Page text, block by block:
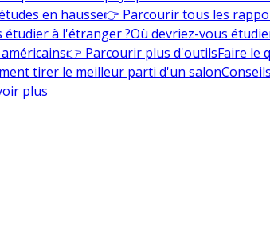
en hausse👉 Parcourir tous les
étudier à l'étranger ?Où devriez-vous
👉 Parcourir plus d'outilsFaire le
tirer le meilleur parti d'un salon
plus